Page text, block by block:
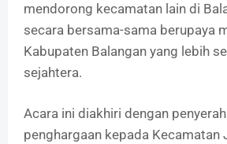
mendorong kecamatan lain di
secara bersama-sama berupaya
Kabupaten Balangan yang lebih
sejahtera.
Acara ini diakhiri dengan
penghargaan kepada Kecamatan